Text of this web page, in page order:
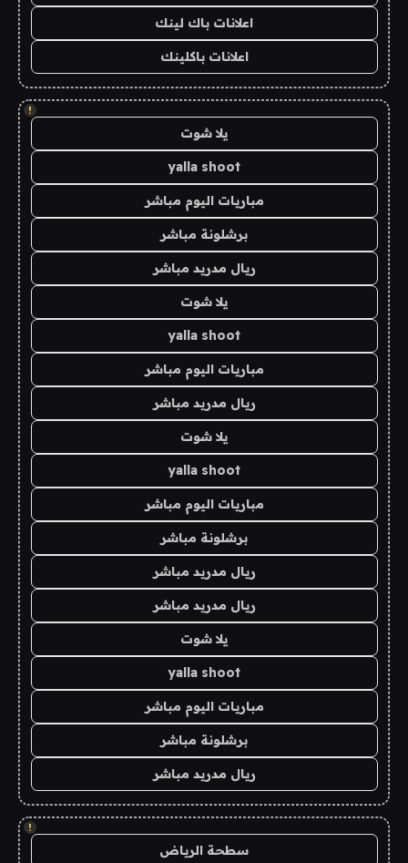
اعلانات باك لينك
اعلانات باكلينك
!
يلا شوت
yalla shoot
مباريات اليوم مباشر
برشلونة مباشر
ريال مدريد مباشر
يلا شوت
yalla shoot
مباريات اليوم مباشر
ريال مدريد مباشر
يلا شوت
yalla shoot
مباريات اليوم مباشر
برشلونة مباشر
ريال مدريد مباشر
ريال مدريد مباشر
يلا شوت
yalla shoot
مباريات اليوم مباشر
برشلونة مباشر
ريال مدريد مباشر
!
سطحة الرياض